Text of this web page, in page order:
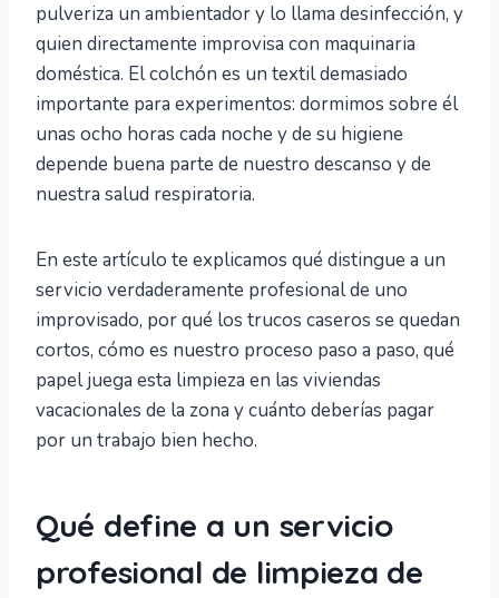
pulveriza un ambientador y lo llama desinfección, y
quien directamente improvisa con maquinaria
doméstica. El colchón es un textil demasiado
importante para experimentos: dormimos sobre él
unas ocho horas cada noche y de su higiene
depende buena parte de nuestro descanso y de
nuestra salud respiratoria.
En este artículo te explicamos qué distingue a un
servicio verdaderamente profesional de uno
improvisado, por qué los trucos caseros se quedan
cortos, cómo es nuestro proceso paso a paso, qué
papel juega esta limpieza en las viviendas
vacacionales de la zona y cuánto deberías pagar
por un trabajo bien hecho.
Qué define a un servicio
profesional de limpieza de